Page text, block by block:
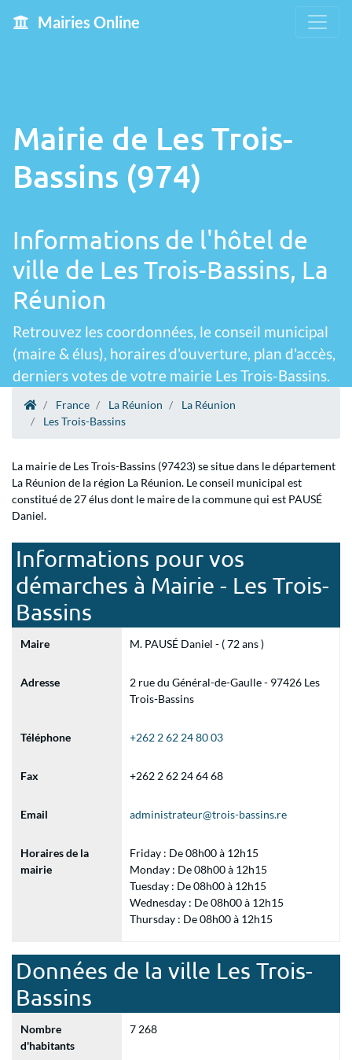
Mairies Online
Mairie de Les Trois-
Bassins (974)
Informations de l'hôtel de
ville de Les Trois-Bassins, La
Réunion
Retrouvez les coordonnées, le conseil municipal
(maire & élus), horaires d'ouverture, plan d'accès,
derniers votes de votre mairie Les Trois-Bassins.
France La Réunion
La Réunion
Les Trois-Bassins
La mairie de Les Trois-Bassins (97423) se situe dans le département
La Réunion de la région La Réunion. Le conseil municipal est
constitué de 27 élus dont le maire de la commune qui est PAUSÉ
Daniel.
Informations pour vos
démarches à Mairie - Les Trois-
Bassins
Maire M. PAUSÉ Daniel - ( 72 ans )
Adresse
2 rue du Général-de-Gaulle - 97426 Les
Trois-Bassins
Téléphone +262 2 62 24 80 03
Fax +262 2 62 24 64 68
Email administrateur@trois-bassins.re
Horaires de la
mairie
Friday : De 08h00 à 12h15
Monday : De 08h00 à 12h15
Tuesday : De 08h00 à 12h15
Wednesday : De 08h00 à 12h15
Thursday : De 08h00 à 12h15
Données de la ville Les Trois-
Bassins
Nombre
d'habitants
7 268